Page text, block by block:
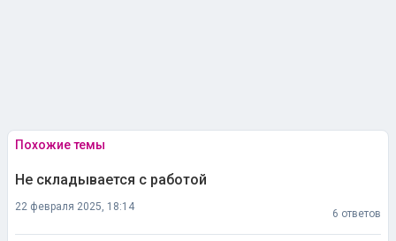
Похожие темы
Не складывается с работой
22 февраля 2025, 18:14
6 ответов